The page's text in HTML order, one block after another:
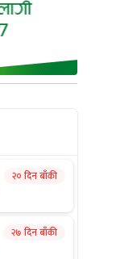
२० दिन बाँकी
२७ दिन बाँकी